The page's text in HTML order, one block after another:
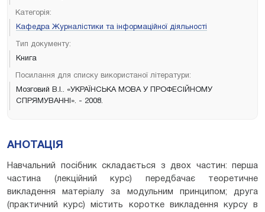
Категорія:
Кафедра Журналістики та інформаційної діяльності
Тип документу:
Книга
Посилання для списку використаної літератури:
Мозговий В.І.. «УКРАЇНСЬКА МОВА У ПРОФЕСІЙНОМУ
СПРЯМУВАННІ». - 2008.
АНОТАЦІЯ
Навчальний посібник складається з двох частин: перша
частина (лекційний курс) передбачає теоретичне
викладення матеріалу за модульним принципом; друга
(практичний курс) містить коротке викладення курсу в